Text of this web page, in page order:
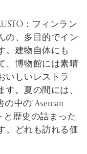
：フィンラン
の、多目的でイン
。建物自体にも
、博物館には素晴
いしいレストラ
。夏の間には、
中の“Aseman
と歴史の詰まった
。どれも訪れる価